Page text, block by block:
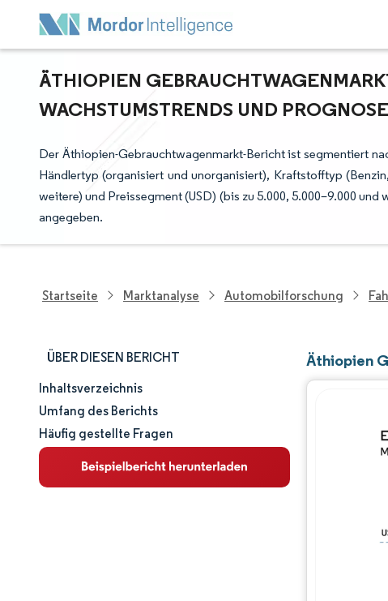
ÄTHIOPIEN
ACHSTUMSTRENDS UND
Der Äthiopien-Gebrauchtwagenmarkt-Bericht ist segmentiert
Händlertyp (organisiert und unorganisiert), Kraftstofftyp
weitere) und Preissegment (USD) (bis zu 5.000, 5.000–9.000
angegeben.
Startseite Marktanalyse Automobilforschung
ÜBER DIESEN BERICHT
Marktgröße und -anteil
Marktanalyse
Trends und Einblicke
Inhaltsverzeichnis
Umfang des Berichts
Häufig gestellte Fragen
Äthiopien